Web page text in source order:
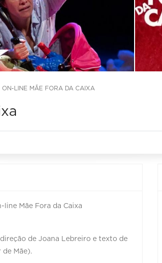
ON-LINE MÃE FORA DA CAIXA
Mãe Fora da Caixa
de Joana Lebreiro e texto de
Mãe).